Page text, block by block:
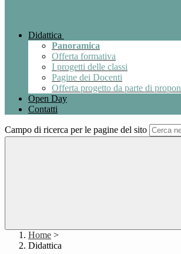
Didattica
Panoramica
Offerta formativa
I progetti delle classi
Pagine dei Docenti
Offerta progetto da parte di
Open Day
Contatti
Campo di ricerca per le pagine del sito
Home >
Didattica